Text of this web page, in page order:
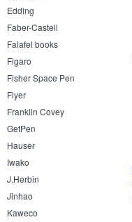
Edding
Faber-Castell
Falafel books
Figaro
Fisher Space Pen
Flyer
Franklin Covey
GetPen
Hauser
Iwako
J.Herbin
Jinhao
Kaweco